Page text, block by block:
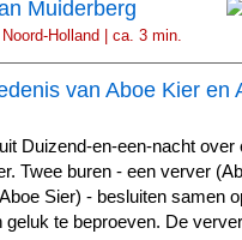
Muiderberg
Holland | ca. 3 min.
van Aboe Kier en
Duizend-en-een-nacht over
Twee buren - een verver
Sier) - besluiten samen
geluk te beproeven. De